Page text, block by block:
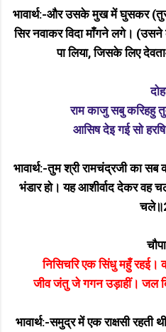
भावार्थ:-और उसके मुख में घुसकर
सिर नवाकर विदा माँगने लगे। (उसने
पा लिया, जिसके लिए
राम काजु सबु करिहहु
आसिष देइ गई सो
भावार्थ:-तुम श्री रामचंद्रजी का सब
भंडार हो। यह आशीर्वाद देकर वह
निसिचरि एक सिंधु महुँ
जीव जंतु जे गगन उड़ाहीं। जल
भावार्थ:-समुद्र में एक राक्षसी